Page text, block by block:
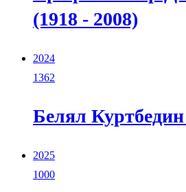
(1918 - 2008)
2024
1362
Белял Куртбедин
2025
1000